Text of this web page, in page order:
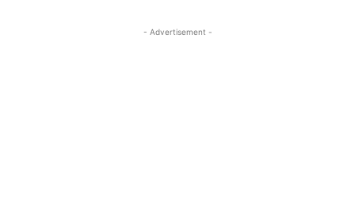
- Advertisement -